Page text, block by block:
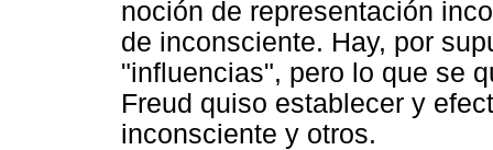
noción de representación
de inconsciente. Hay, por
"influencias", pero lo que se
Freud quiso establecer y
inconsciente y otros.